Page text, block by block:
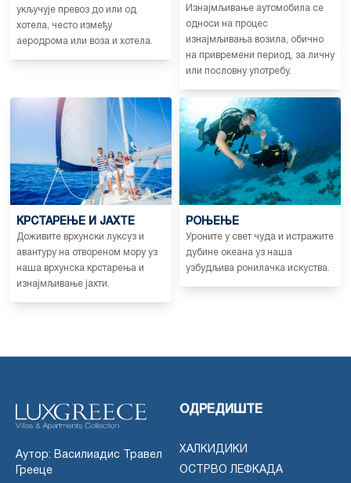
укључује превоз до или од
хотела, често између
аеродрома или воза и хотела.
Изнајмљивање аутомобила се
односи на процес
изнајмљивања возила, обично
на привремени период, за личну
или пословну употребу.
КРСТАРЕЊЕ И ЈАХТЕ
Доживите врхунски луксуз и
авантуру на отвореном мору уз
наша врхунска крстарења и
изнајмљивање јахти.
РОЊЕЊЕ
Уроните у свет чуда и истражите
дубине океана уз наша
узбудљива ронилачка искуства.
Аутор: Василиадис Травел
Грееце
ОДРЕДИШТЕ
ХАЛКИДИКИ
ОСТРВО ЛЕФКАДА